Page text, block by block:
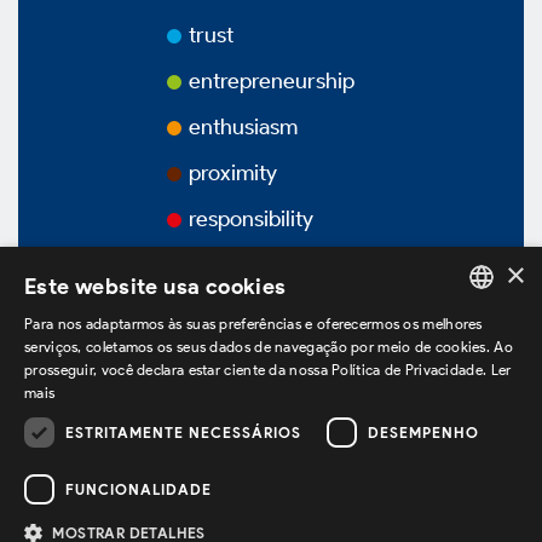
Videos
Corporate Governance
trust
entrepreneurship
enthusiasm
proximity
responsibility
we are on LinkedIn
PORTUGUESE
×
Este website usa cookies
Para nos adaptarmos às suas preferências e oferecermos os melhores
serviços, coletamos os seus dados de navegação por meio de cookies. Ao
prosseguir, você declara estar ciente da nossa Política de Privacidade. Ler
mais
ESTRITAMENTE NECESSÁRIOS DESEMPENHO
FUNCIONALIDADE
MOSTRAR DETALHES